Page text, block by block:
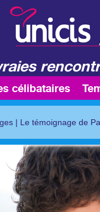
célibataires
| Le témoignage de